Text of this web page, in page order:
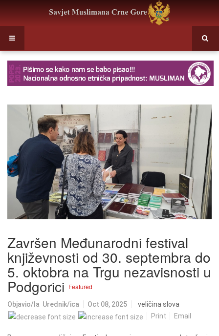
Završen Međunarodni festival
književnosti od 30. septembra do
5. oktobra na Trgu nezavisnosti u
Podgorici Featured
Objavio/la Urednik/ica Oct 08, 2025
veličina slova
Print
Email